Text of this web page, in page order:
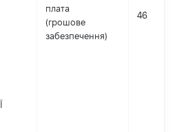
плата
(грошове
забезпечення)
462715